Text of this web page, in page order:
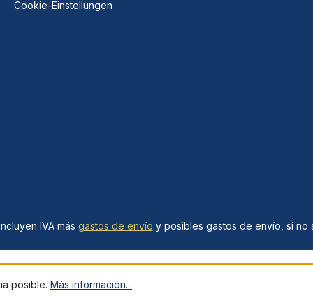
Cookie-Einstellungen
IVA más gastos de envío y posibles gastos de envío, si no
posible. Más información...